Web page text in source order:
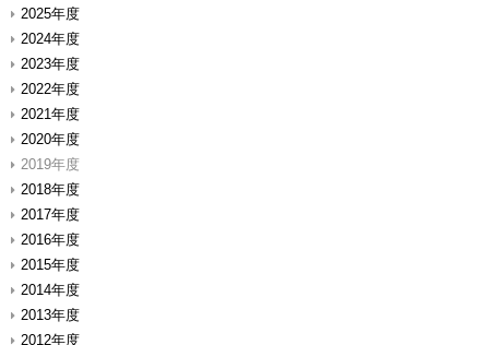
2025年度
2024年度
2023年度
2022年度
2021年度
2020年度
2019年度
2018年度
2017年度
2016年度
2015年度
2014年度
2013年度
2012年度